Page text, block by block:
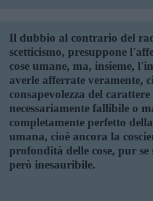
Il dubbio al contrario del
scetticismo, presuppone
cose umane, ma, insieme,
averle afferrate veramente,
consapevolezza del carattere
necessariamente fallibile o
completamente perfetto
umana, cioè ancora la
profondità delle cose, pur se
però inesauribile.